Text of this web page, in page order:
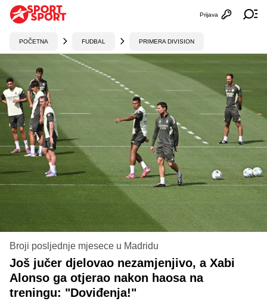
Otvori
Prijava
POČETNA FUDBAL PRIMERA DIVISION
Broji posljednje mjesece u Madridu
Još jučer djelovao nezamjenjivo, a Xabi
Alonso ga otjerao nakon haosa na
treningu: "Doviđenja!"